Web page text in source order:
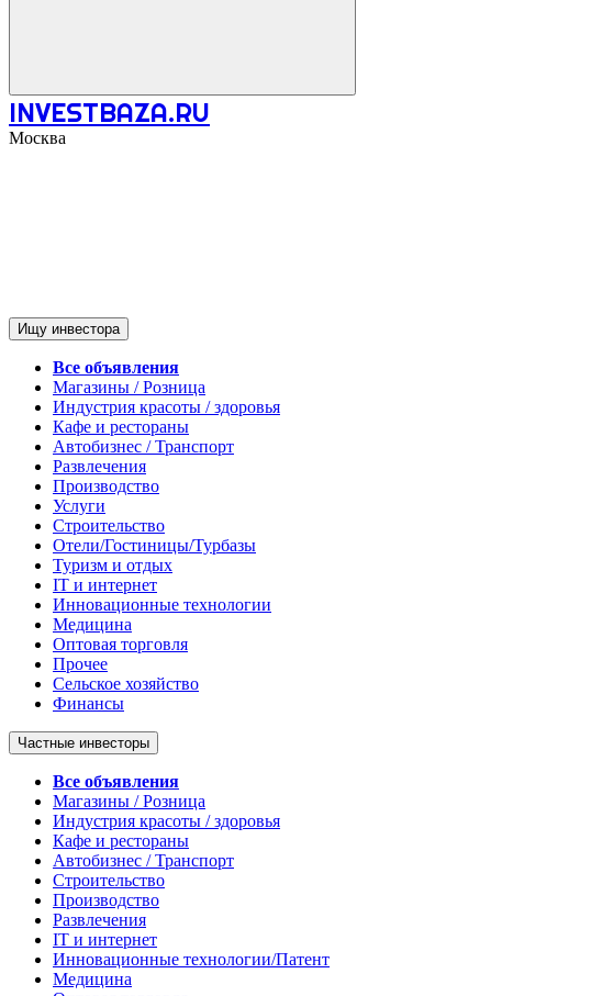
INVESTBAZA.RU
Москва
Ищу инвестора
Все объявления
Магазины / Розница
Индустрия красоты / здоровья
Кафе и рестораны
Автобизнес / Транспорт
Развлечения
Производство
Услуги
Строительство
Отели/Гостиницы/Турбазы
Туризм и отдых
IT и интернет
Инновационные технологии
Медицина
Оптовая торговля
Прочее
Сельское хозяйство
Финансы
Частные инвесторы
Все объявления
Магазины / Розница
Индустрия красоты / здоровья
Кафе и рестораны
Автобизнес / Транспорт
Строительство
Производство
Развлечения
IT и интернет
Инновационные технологии/Патент
Медицина